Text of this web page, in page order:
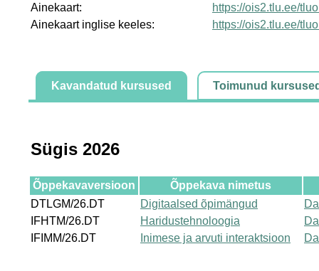
Ainekaart:
https://ois2.tlu.ee/
Ainekaart inglise keeles:
https://ois2.tlu.ee/
Kavandatud kursused Toimunud
Sügis 2026
Õppekavaversioon
Õppekava nimetus
DTLGM/26.DT
Digitaalsed õpimängud
IFHTM/26.DT
Haridustehnoloogia
IFIMM/26.DT
Inimese ja arvuti interaktsioon